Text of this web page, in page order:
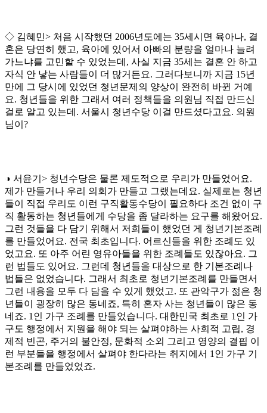
◇ 김혜민> 처음 시작했던 2006년도에는 35세시면 육아나, 결
혼은 당연히 했고, 육아에 있어서 아빠의 분량을 얼마나 늘려
가느냐를 고민할 수 있었는데, 사실 지금 35세는 결혼 안 하고
자식 안 낳는 사람들이 더 많거든요. 그러다보니까 지금 15년
만에 그 당시에 있었던 청년문제의 양상이 완전히 바뀐 거예
요. 청년들을 위한 그래서 여러 정책들을 의원님 직접 만드신
걸로 알고 있는데. 서울시 청년수당 이걸 만드셨다고요. 의원
님이?
◑ 서윤기> 청년수당은 물론 제도적으로 우리가 만들었어요.
제가 만들거나 우리 의회가 만들고 그랬는데요. 실제로는 청년
들이 직접 우리도 이런 구직활동수당이 필요하다 조건 없이 구
직 활동하는 청년들에게 수당을 좀 달라하는 요구를 해왔어요.
그런 것들을 다 담기 위해서 저희들이 했었던 게 청년기본조례
를 만들었어요. 전국 최초입니다. 어르신들을 위한 조례도 있
었고요. 또 아주 어린 영유아들을 위한 조례들도 있잖아요. 그
런 법들도 있어요. 그런데 청년들을 대상으로 한 기본조례나
법들은 없었습니다. 그래서 최초로 청년기본조례를 만들면서
그런 내용을 모두 다 담을 수 있게 했었고. 또 관악구가 젊은 청
년들이 굉장히 많은 동네죠, 특히 혼자 사는 청년들이 많은 동
네죠. 1인 가구 조례를 만들었습니다. 대한민국 최초로 1인 가
구도 행정에서 지원을 해야 되는 살펴야하는 사회적 고립, 경
제적 빈곤, 주거의 불안정, 문화적 소외 그리고 영양의 결핍 이
런 부분들을 행정에서 살펴야 한다라는 취지에서 1인 가구 기
본조례를 만들었었죠.